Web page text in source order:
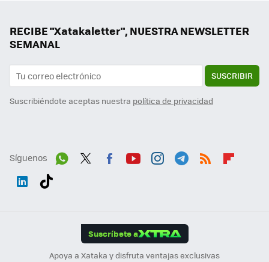
RECIBE "Xatakaletter", NUESTRA NEWSLETTER
SEMANAL
SUSCRIBIR
Suscribiéndote aceptas nuestra política de privacidad
Síguenos
Suscríbete a
Apoya a Xataka y disfruta ventajas exclusivas